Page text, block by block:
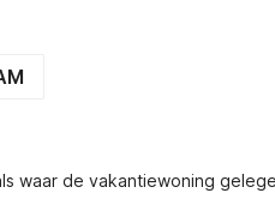
waar de vakantiewoning